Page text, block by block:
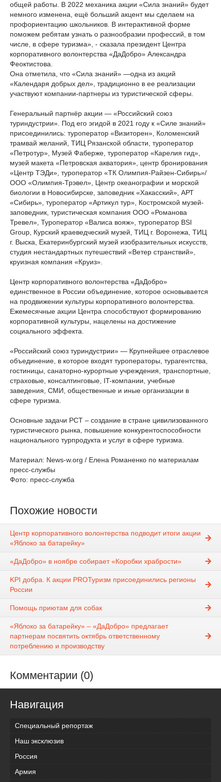
общей работы. В 2022 механика акции «Сила знаний» будет
немного изменена, ещё больший акцент мы сделаем на
профориентацию школьников. В интерактивной форме
поможем ребятам узнать о разнообразии профессий, в том
числе, в сфере туризма», - сказала президент Центра
корпоративного волонтерства «ДаДобро» Александра
Феоктистова.
Она отметила, что «Сила знаний» —одна из акций
«Календаря добрых дел», традиционно в ее реализации
участвуют компании-партнеры из туристической сферы.
Генеральный партнёр акции — «Российский союз
туриндустрии». Под его эгидой в 2021 году к «Силе знаний»
присоединились: туроператор «Визиторен», Коломенский
трамвай желаний, ТИЦ Рязанской области, туроператор
«Петротур», Музей Фаберже, туроператор «Карелия гид»,
музей макета «Петровская акватория», центр бронирования
«Центр ТЭДи», туроператор «ТК Олимпия-Райзен-Сибирь»/
ООО «Олимпия-Трэвел», Центр океанографии и морской
биологии в Новосибирске, заповедник «Хакасский», АРТ
«Сибирь», туроператор «Артикул тур», Костромской музей-
заповедник, туристическая компания ООО «Романова
Тревел», Туроператор «Валиса вояж», туроператор BSI
Group, Курский краеведческий музей, ТИЦ г. Воронежа, ТИЦ
г. Выска, Екатеринбургский музей изобразительных искусств,
студия нестандартных путешествий «Ветер странствий»,
круизная компания «Круиз».
Центр корпоративного волонтерства «ДаДобро»
единственное в России объединение, которое основывается
на продвижении культуры корпоративного волонтерства.
Ежемесячные акции Центра способствуют формированию
корпоративной культуры, нацелены на достижение
социального эффекта.
«Российский союз туриндустрии» — Крупнейшее отраслевое
объединение, в которое входят туроператоры, турагентства,
гостиницы, санаторно-курортные учреждения, транспортные,
страховые, консалтинговые, IT-компании, учебные
заведения, СМИ, общественные и иные организации в
сфере туризма.
Основные задачи РСТ – создание в стране цивилизованного
туристического рынка, повышение конкурентоспособности
национального турпродукта и услуг в сфере туризма.
Материал: News-w.org / Елена Романенко по материалам
пресс-службы
Фото: пресс-служба
Похожие новости
Центр корпоративного волонтерства подводит итоги акции
«Яблоко за батарейку»
«ДаДобро» в ноябре собирает «Коробки храбрости»
KPI добра. К акции PROТуризм присоединились регионы
России
Помощь приютам для собак
«Яблоко за батарейку» – «ДаДобро» предлагает
партнерам посвятить октябрь ответственному
потреблению и производству
Комментарии (0)
Навигация
Специальный репортаж
Наш эксклюзив
Россия
Армия